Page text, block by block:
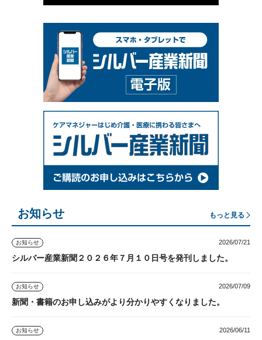
お知らせ もっと見る
お知らせ 2026/07/21
シルバー産業新聞２０２６年７月１０日号を発刊しました。
お知らせ 2026/07/09
新聞・書籍のお申し込みがより分かりやすくなりました。
お知らせ 2026/06/11